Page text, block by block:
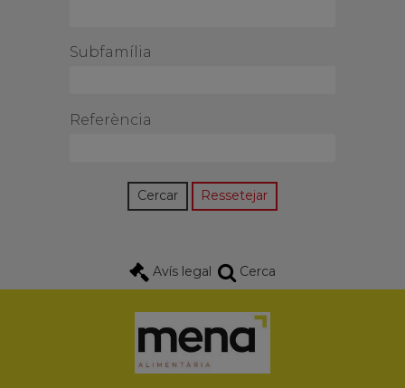
Subfamília
Referència
Avís legal Cerca